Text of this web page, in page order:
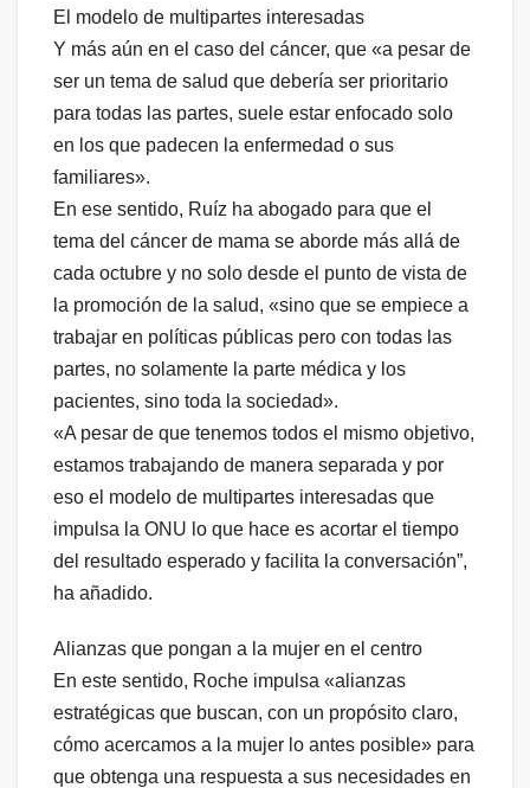
El modelo de multipartes interesadas
Y más aún en el caso del cáncer, que «a pesar de
ser un tema de salud que debería ser prioritario
para todas las partes, suele estar enfocado solo
en los que padecen la enfermedad o sus
familiares».
En ese sentido, Ruíz ha abogado para que el
tema del cáncer de mama se aborde más allá de
cada octubre y no solo desde el punto de vista de
la promoción de la salud, «sino que se empiece a
trabajar en políticas públicas pero con todas las
partes, no solamente la parte médica y los
pacientes, sino toda la sociedad».
«A pesar de que tenemos todos el mismo objetivo,
estamos trabajando de manera separada y por
eso el modelo de multipartes interesadas que
impulsa la ONU lo que hace es acortar el tiempo
del resultado esperado y facilita la conversación”,
ha añadido.
Alianzas que pongan a la mujer en el centro
En este sentido, Roche impulsa «alianzas
estratégicas que buscan, con un propósito claro,
cómo acercamos a la mujer lo antes posible» para
que obtenga una respuesta a sus necesidades en